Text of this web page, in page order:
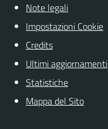
Note legali
Impostazioni Cookie
Credits
Ultimi aggiornamenti
Statistiche
Mappa del Sito